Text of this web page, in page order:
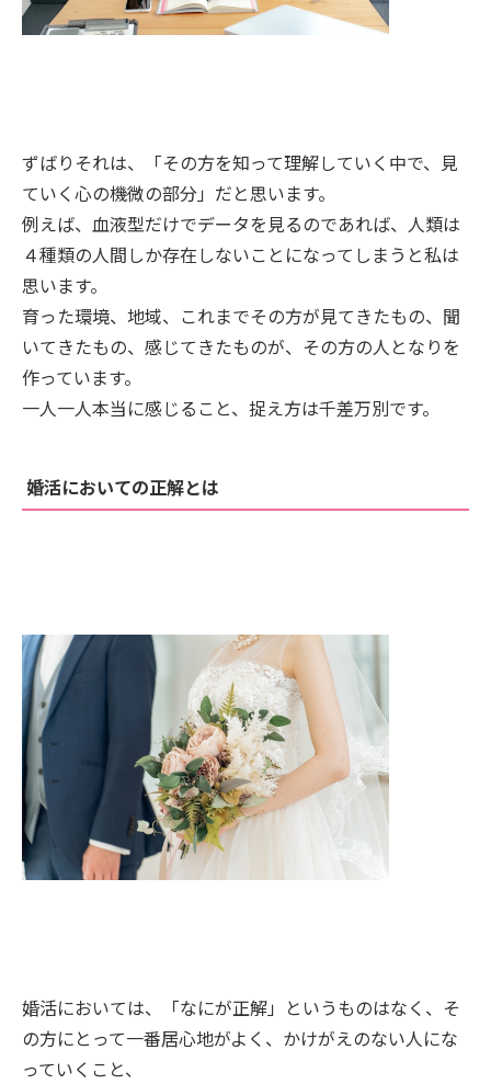
ずばりそれは、「その方を知って理解していく中で、見
ていく心の機微の部分」だと思います。
例えば、血液型だけでデータを見るのであれば、人類は
４種類の人間しか存在しないことになってしまうと私は
思います。
育った環境、地域、これまでその方が見てきたもの、聞
いてきたもの、感じてきたものが、その方の人となりを
作っています。
一人一人本当に感じること、捉え方は千差万別です。
婚活においての正解とは
婚活においては、「なにが正解」というものはなく、そ
の方にとって一番居心地がよく、かけがえのない人にな
っていくこと、